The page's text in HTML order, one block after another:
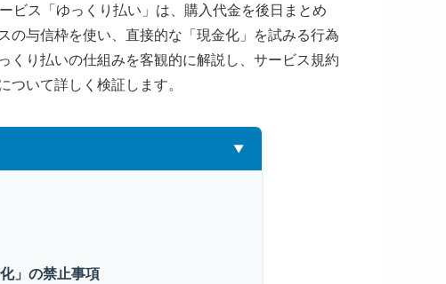
ビス「ゆっくり払い」は、購入代金を後日まとめ
の与信枠を使い、直接的な「現金化」を試みる行為
くり払いの仕組みを客観的に解説し、サービス規約
ついて詳しく検証します。
」の禁止事項